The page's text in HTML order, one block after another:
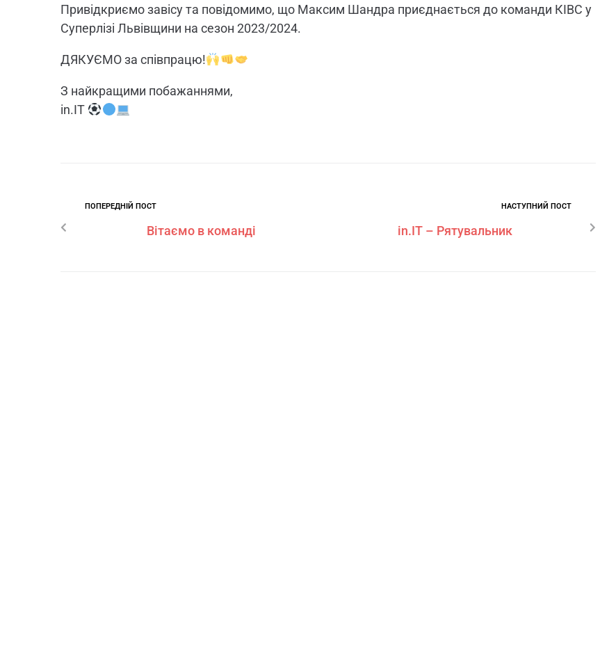
Привідкриємо завісу та повідомимо, що Максим Шандра приєднається до команди КІВС у
Суперлізі Львівщини на сезон 2023/2024.
ДЯКУЄМО за співпрацю!
З найкращими побажаннями,
in.IT
ПОПЕРЕДНІЙ ПОСТ
Вітаємо в команді
НАСТУПНИЙ ПОСТ
in.IT – Рятувальник